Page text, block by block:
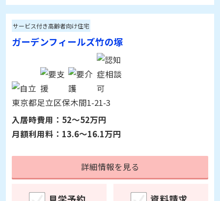
埼玉県越谷市大字蒲生3795-1
入居時費用： 50～50万円
28～28万円
詳細情報を見る
見学予約
サービス付き高齢者向け住宅
ガーデンフィールズ竹の塚